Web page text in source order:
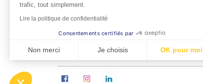
Espace Pharmaciens
Foire aux questions
trafic, tout simplement.
Lire la politique de confidentialité
Consentements certifiés par
Non merci Je choisis OK pour moi
Axeptio consent
Plateforme de Gestion du Consentement :